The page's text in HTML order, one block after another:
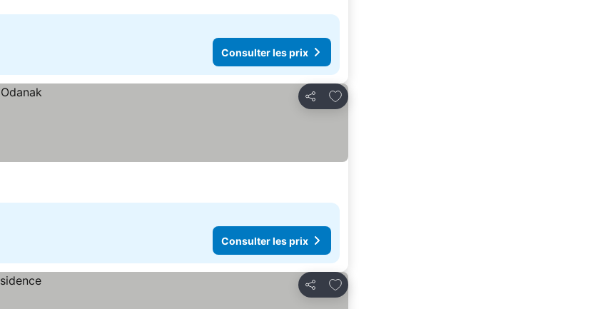
Consulter les prix
Partager
Ajouter à mes favoris
Consulter les prix
Partager
Ajouter à mes favoris